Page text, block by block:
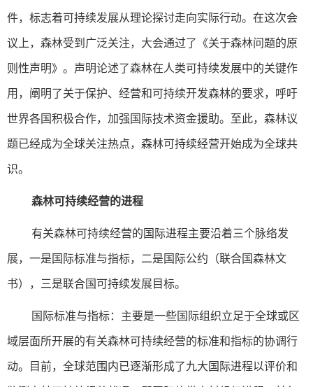
件，标志着可持续发展从理论探讨走向实际行动。在这次会
议上，森林受到广泛关注，大会通过了《关于森林问题的原
则性声明》。声明论述了森林在人类可持续发展中的关键作
用，阐明了关于保护、经营和可持续开发森林的要求，呼吁
世界各国积极合作，加强国际技术资金援助。至此，森林议
题已经成为全球关注热点，森林可持续经营开始成为全球共
识。
森林可持续经营的进程
有关森林可持续经营的国际进程主要沿着三个脉络发
展，一是国际标准与指标，二是国际公约（联合国森林文
书），三是联合国可持续发展目标。
国际标准与指标：主要是一些国际组织立足于全球或区
域层面所开展的有关森林可持续经营的标准和指标的协调行
动。目前，全球范围内已逐渐形成了九大国际进程以评价和